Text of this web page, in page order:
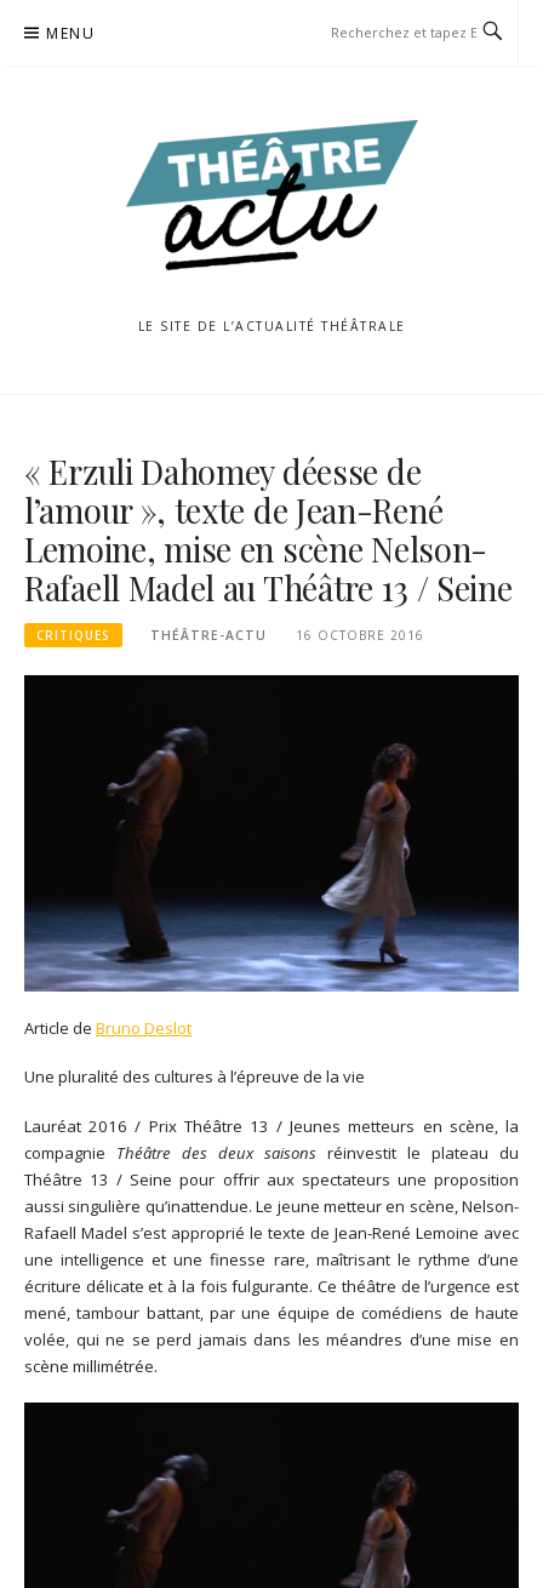
MENU
LE SITE DE L’ACTUALITÉ THÉÂTRALE
« Erzuli Dahomey déesse de
l’amour », texte de Jean-René
Lemoine, mise en scène Nelson-
Rafaell Madel au Théâtre 13 / Seine
CRITIQUES THÉÂTRE-ACTU 16 OCTOBRE 2016
Article de Bruno Deslot
Une pluralité des cultures à l’épreuve de la vie
Lauréat 2016 / Prix Théâtre 13 / Jeunes metteurs en scène, la
compagnie Théâtre des deux saisons réinvestit le plateau du
Théâtre 13 / Seine pour offrir aux spectateurs une proposition
aussi singulière qu’inattendue. Le jeune metteur en scène, Nelson-
Rafaell Madel s’est approprié le texte de Jean-René Lemoine avec
une intelligence et une finesse rare, maîtrisant le rythme d’une
écriture délicate et à la fois fulgurante. Ce théâtre de l’urgence est
mené, tambour battant, par une équipe de comédiens de haute
volée, qui ne se perd jamais dans les méandres d’une mise en
scène millimétrée.